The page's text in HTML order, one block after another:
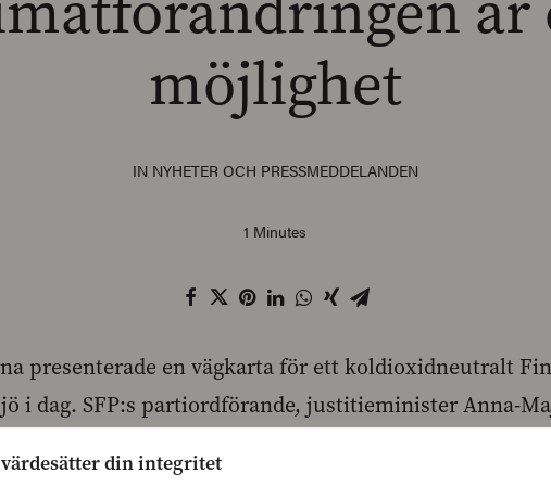
din integritet
möjlighet
IN NYHETER OCH PRESSMEDDELANDEN
1 Minutes
presenterade en vägkarta för ett koldioxidneutralt
i dag. SFP:s partiordförande, justitieminister Anna-
att regeringen nu går in för en klimatfond och för att